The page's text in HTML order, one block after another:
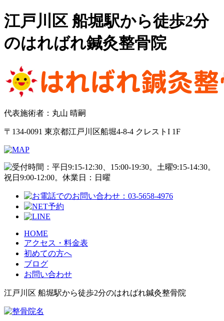
江戸川区 船堀駅から徒歩2分
のはればれ鍼灸整骨院
代表施術者：丸山 晴嗣
〒134-0091 東京都江戸川区船堀4-8-4 クレストI 1F
HOME
アクセス・料金表
初めての方へ
ブログ
お問い合わせ
江戸川区 船堀駅から徒歩2分のはればれ鍼灸整骨院